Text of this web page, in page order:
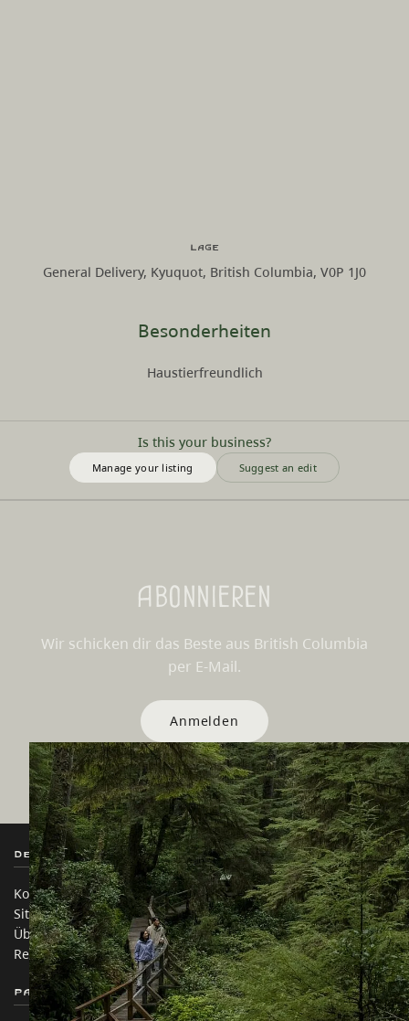
Besonderheiten
Haustierfreundlich
Is this your business?
Manage your listing Suggest an edit
Lage
General Delivery, Kyuquot, British Columbia, V0P 1J0
Abonnieren
Wir schicken dir das Beste aus British Columbia
per E-Mail.
Anmelden
Destination BC
Kontakt
Sitemap
Über uns
Rechtliches & Richtlinien
Unsere Websites
Reisebranche
Medien
Unternehmen
简体中文 – China
Partnerseiten Auf dieser Website